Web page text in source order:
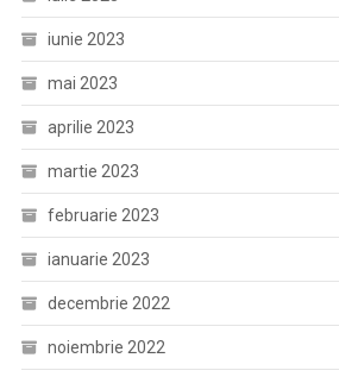
iunie 2023
mai 2023
aprilie 2023
martie 2023
februarie 2023
ianuarie 2023
decembrie 2022
noiembrie 2022